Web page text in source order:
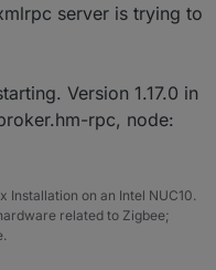
server is trying to
Version 1.17.0 in
rpc, node:
Installation on an Intel NUC10.
related to Zigbee;